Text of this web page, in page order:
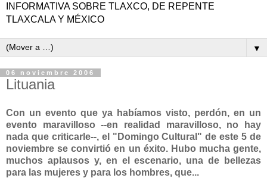
INFORMATIVA SOBRE TLAXCO, DE REPENTE
TLAXCALA Y MÉXICO
▼
06 noviembre 2006
Lituania
Con un evento que ya habíamos visto, perdón, en un
evento maravilloso --en realidad maravilloso, no hay
nada que criticarle--, el "Domingo Cultural" de este 5 de
noviembre se convirtió en un éxito. Hubo mucha gente,
muchos aplausos y, en el escenario, una de bellezas
para las mujeres y para los hombres, que...